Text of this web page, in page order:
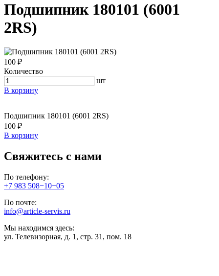
Подшипник 180101 (6001
2RS)
100 ₽
Количество
шт
В корзину
Подшипник 180101 (6001 2RS)
100 ₽
В корзину
Свяжитесь с нами
По телефону:
+7 983 508−10−05
По почте:
info@article-servis.ru
Мы находимся здесь:
ул. Телевизорная, д. 1, стр. 31, пом. 18